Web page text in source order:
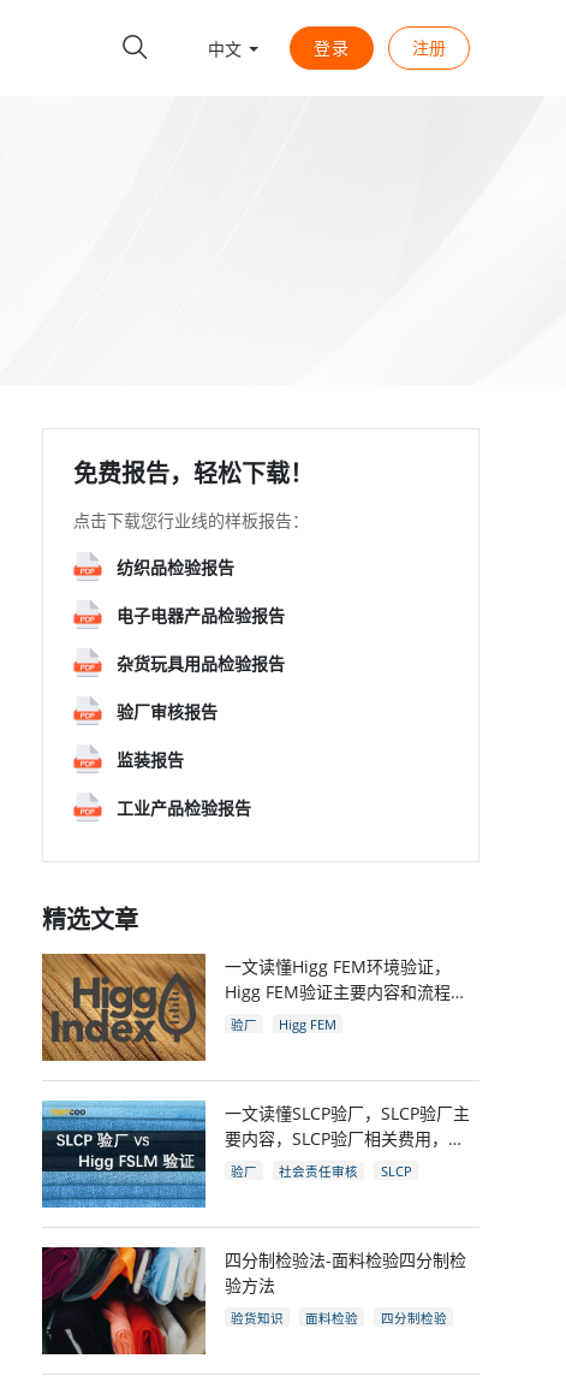
中文 登录 注册
免费报告，轻松下载！
点击下载您行业线的样板报告：
纺织品检验报告
电子电器产品检验报告
杂货玩具用品检验报告
验厂审核报告
监装报告
工业产品检验报告
精选文章
一文读懂Higg FEM环境验证，
Higg FEM验证主要内容和流程，
和Higg验厂关系
验厂 Higg FEM
一文读懂SLCP验厂，SLCP验厂主
要内容，SLCP验厂相关费用，
SLCP企业自评及审核流程
验厂 社会责任审核 SLCP
四分制检验法-面料检验四分制检
验方法
验货知识 面料检验 四分制检验